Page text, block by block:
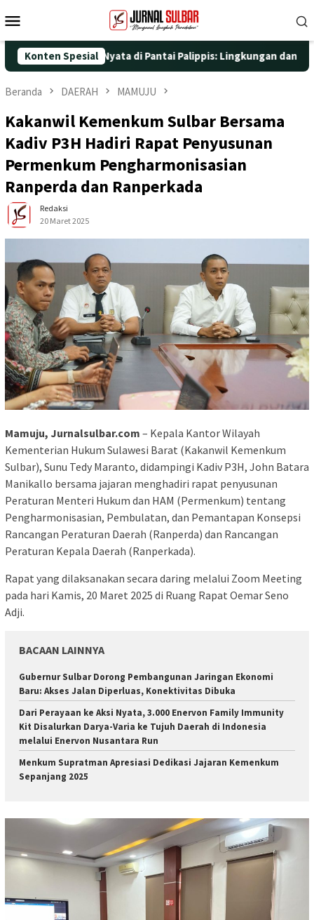
ke
Mobile
Konten Spesial
Aksi Nyata di Pantai Palippis: Lingkungan dan Kesehatan
Beranda DAERAH MAMUJU
Kakanwil Kemenkum Sulbar Bersama
Kadiv P3H Hadiri Rapat Penyusunan
Permenkum Pengharmonisasian
Ranperda dan Ranperkada
Redaksi
20 Maret 2025
Mamuju, Jurnalsulbar.com – Kepala Kantor Wilayah
Kementerian Hukum Sulawesi Barat (Kakanwil Kemenkum
Sulbar), Sunu Tedy Maranto, didampingi Kadiv P3H, John Batara
Manikallo bersama jajaran menghadiri rapat penyusunan
Peraturan Menteri Hukum dan HAM (Permenkum) tentang
Pengharmonisasian, Pembulatan, dan Pemantapan Konsepsi
Rancangan Peraturan Daerah (Ranperda) dan Rancangan
Peraturan Kepala Daerah (Ranperkada).
Rapat yang dilaksanakan secara daring melalui Zoom Meeting
pada hari Kamis, 20 Maret 2025 di Ruang Rapat Oemar Seno
Adji.
BACAAN LAINNYA
Gubernur Sulbar Dorong Pembangunan Jaringan Ekonomi
Baru: Akses Jalan Diperluas, Konektivitas Dibuka
Dari Perayaan ke Aksi Nyata, 3.000 Enervon Family Immunity
Kit Disalurkan Darya-Varia ke Tujuh Daerah di Indonesia
melalui Enervon Nusantara Run
Menkum Supratman Apresiasi Dedikasi Jajaran Kemenkum
Sepanjang 2025